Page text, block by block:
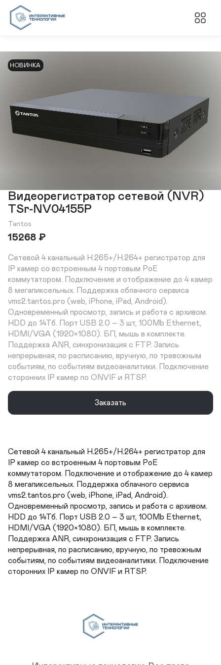
НОВИНКА
Видеорегистратор сетевой (NVR)
TSr-NV04155P
Tantos
15268 ₽
Сетевой 4 канальный H.265+/H.264+ регистратор для
IP камер со встроенным 4 портовым PoE
коммутатором. Подключение и отображение до 4 камер
8 мегапиксельных. Поддержка облачного сервиса
vms2.tantos.pro (web, iPhone, iPad, Android).
Одновременный просмотр, запись и работа с архивом.
HDD до 14Тб. Порт USB 2.0 – 3 шт, 100Mb Ethernet,
HDMI/VGA (1920×1080). БП, мышь в комплекте.
Поддержка ANR, синхронизация с FTP. Запись
непрерывная, по расписанию, вручную, по тревожным
событиям, по событиям видеоаналитики. Подключение
сторонних IP камер по ONVIF и RTSP.
Заказать
Сетевой 4 канальный H.265+/H.264+ регистратор для
IP камер со встроенным 4 портовым PoE
коммутатором. Подключение и отображение до 4 камер
8 мегапиксельных. Поддержка облачного сервиса
vms2.tantos.pro (web, iPhone, iPad, Android).
Одновременный просмотр, запись и работа с архивом.
HDD до 14Тб. Порт USB 2.0 – 3 шт, 100Mb Ethernet,
HDMI/VGA (1920×1080). БП, мышь в комплекте.
Поддержка ANR, синхронизация с FTP. Запись
непрерывная, по расписанию, вручную, по тревожным
событиям, по событиям видеоаналитики. Подключение
сторонних IP камер по ONVIF и RTSP.